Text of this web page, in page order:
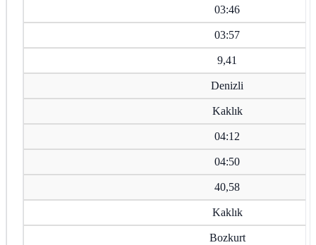
03:46
03:57
9,41
Denizli
Kaklık
04:12
04:50
40,58
Kaklık
Bozkurt